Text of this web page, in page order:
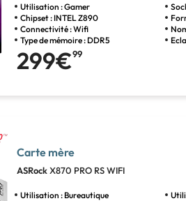
Utilisation : Gamer
Chipset : INTEL Z890
Connectivité : Wifi
Type de mémoire : DDR5
299€99
Carte mère
ASRockX870 PRO RS WIFI
Utilisation : Bureautique